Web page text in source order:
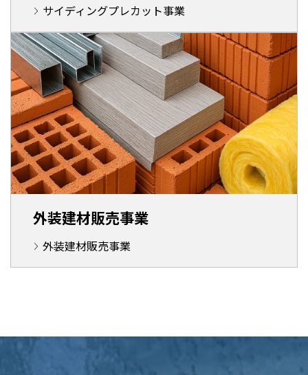
サイディングプレカット事業
外装建材販売事業
外装建材販売事業